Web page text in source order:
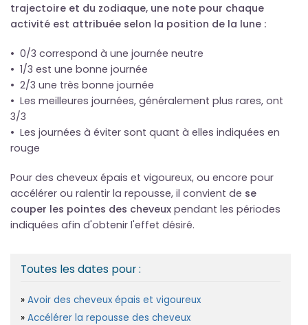
trajectoire et du zodiaque, une note pour chaque
activité est attribuée selon la position de la lune :
• 0/3 correspond à une journée neutre
• 1/3 est une bonne journée
• 2/3 une très bonne journée
• Les meilleures journées, généralement plus rares, ont
3/3
• Les journées à éviter sont quant à elles indiquées en
rouge
Pour des cheveux épais et vigoureux, ou encore pour
accélérer ou ralentir la repousse, il convient de se
couper les pointes des cheveux pendant les périodes
indiquées afin d'obtenir l'effet désiré.
Toutes les dates pour :
Avoir des cheveux épais et vigoureux
Accélérer la repousse des cheveux